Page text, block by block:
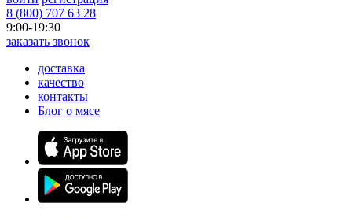
8 (800) 707 63 28
9:00-19:30
заказать звонок
доставка
качество
контакты
Блог о мясе